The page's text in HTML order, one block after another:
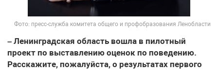
Фото: пресс-служба комитета общего и профобразования Ленобласти
– Ленинградская область вошла в пилотный
проект по выставлению оценок по поведению.
Расскажите, пожалуйста, о результатах первого